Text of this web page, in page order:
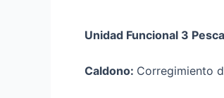
Unidad Funcional 3
Caldono: Corregimiento